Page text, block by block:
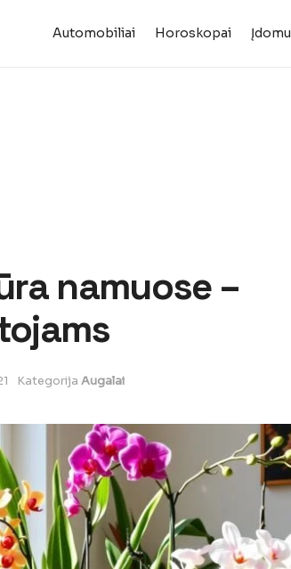
Automobiliai Horoskopai Įdomu
namuose –
Kategorija Augalai